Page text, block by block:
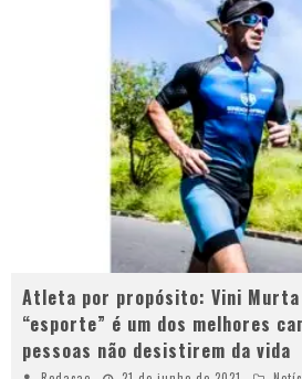
Atleta por propósito: Vini
“esporte” é um dos melhores
pessoas não desistirem da vida